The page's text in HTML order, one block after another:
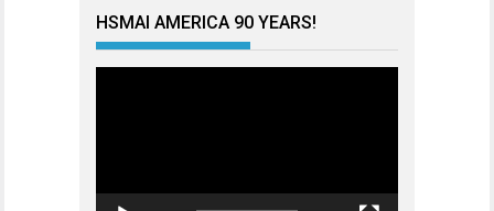
HSMAI AMERICA 90 YEARS!